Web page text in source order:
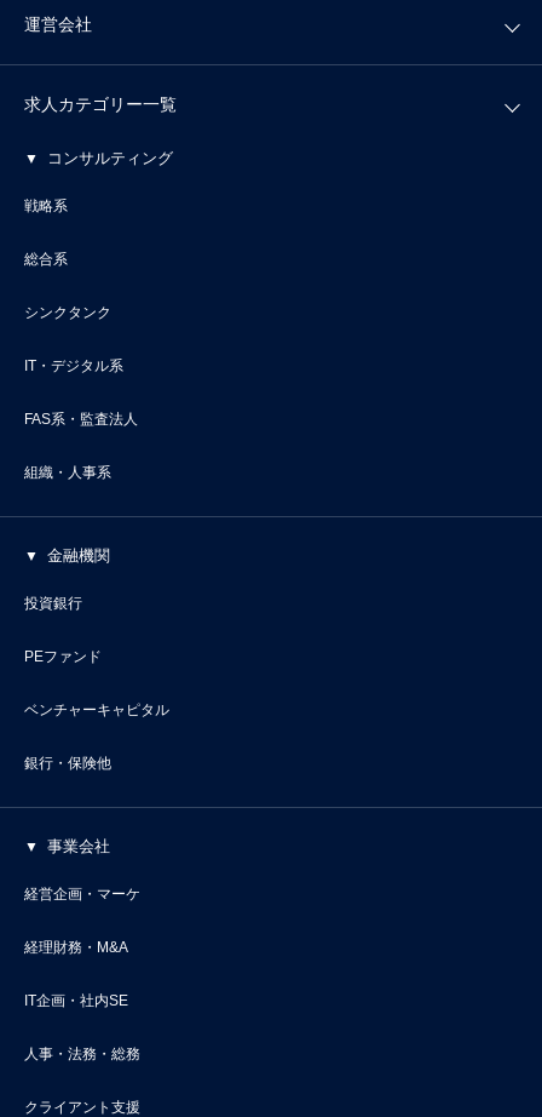
運営会社
求人カテゴリー一覧
コンサルティング
戦略系
総合系
シンクタンク
IT・デジタル系
FAS系・監査法人
組織・人事系
金融機関
投資銀行
PEファンド
ベンチャーキャピタル
銀行・保険他
事業会社
経営企画・マーケ
経理財務・M&A
IT企画・社内SE
人事・法務・総務
クライアント支援